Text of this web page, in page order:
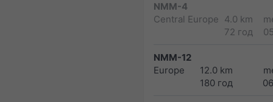
NMM-4
Central Europe 4.0 km
72 год
NMM-12
Europe
12.0 km
180 год